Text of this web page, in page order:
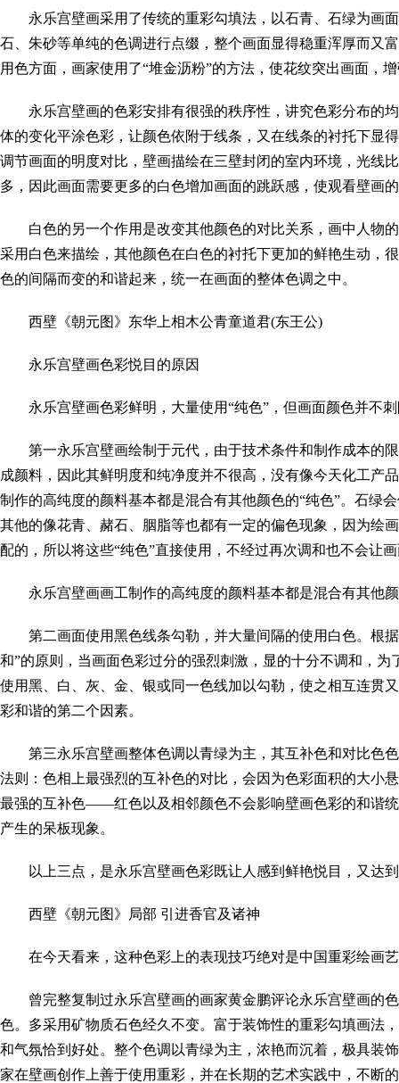
永乐宫壁画采用了传统的重彩勾填法，以石青、石绿为画
石、朱砂等单纯的色调进行点缀，整个画面显得稳重浑厚而又
用色方面，画家使用了“堆金沥粉”的方法，使花纹突出画面，
永乐宫壁画的色彩安排有很强的秩序性，讲究色彩分布的
体的变化平涂色彩，让颜色依附于线条，又在线条的衬托下显
调节画面的明度对比，壁画描绘在三壁封闭的室内环境，光线
多，因此画面需要更多的白色增加画面的跳跃感，使观看壁画
白色的另一个作用是改变其他颜色的对比关系，画中人物
采用白色来描绘，其他颜色在白色的衬托下更加的鲜艳生动，
色的间隔而变的和谐起来，统一在画面的整体色调之中。
西壁《朝元图》东华上相木公青童道君(东王公)
永乐宫壁画色彩悦目的原因
永乐宫壁画色彩鲜明，大量使用“纯色”，但画面颜色并不
第一永乐宫壁画绘制于元代，由于技术条件和制作成本的
成颜料，因此其鲜明度和纯净度并不很高，没有像今天化工产
制作的高纯度的颜料基本都是混合有其他颜色的“纯色”。石绿
其他的像花青、赭石、胭脂等也都有一定的偏色现象，因为绘
配的，所以将这些“纯色”直接使用，不经过再次调和也不会让
永乐宫壁画画工制作的高纯度的颜料基本都是混合有其他
第二画面使用黑色线条勾勒，并大量间隔的使用白色。根
和”的原则，当画面色彩过分的强烈刺激，显的十分不调和，
使用黑、白、灰、金、银或同一色线加以勾勒，使之相互连贯
彩和谐的第二个因素。
第三永乐宫壁画整体色调以青绿为主，其互补色和对比色
法则：色相上最强烈的互补色的对比，会因为色彩面积的大小
最强的互补色——红色以及相邻颜色不会影响壁画色彩的和谐
产生的呆板现象。
以上三点，是永乐宫壁画色彩既让人感到鲜艳悦目，又达
西壁《朝元图》局部 引进香官及诸神
在今天看来，这种色彩上的表现技巧绝对是中国重彩绘画
曾完整复制过永乐宫壁画的画家黄金鹏评论永乐宫壁画的
色。多采用矿物质石色经久不变。富于装饰性的重彩勾填画法
和气氛恰到好处。整个色调以青绿为主，浓艳而沉着，极具装
家在壁画创作上善于使用重彩，并在长期的艺术实践中，不断